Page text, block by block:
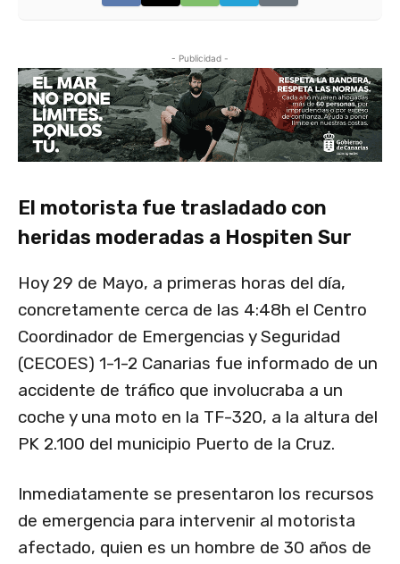
- Publicidad -
El motorista fue trasladado con
heridas moderadas a Hospiten Sur
Hoy 29 de Mayo, a primeras horas del día,
concretamente cerca de las 4:48h el Centro
Coordinador de Emergencias y Seguridad
(CECOES) 1-1-2 Canarias fue informado de un
accidente de tráfico que involucraba a un
coche y una moto en la TF-320, a la altura del
PK 2.100 del municipio Puerto de la Cruz.
Inmediatamente se presentaron los recursos
de emergencia para intervenir al motorista
afectado, quien es un hombre de 30 años de